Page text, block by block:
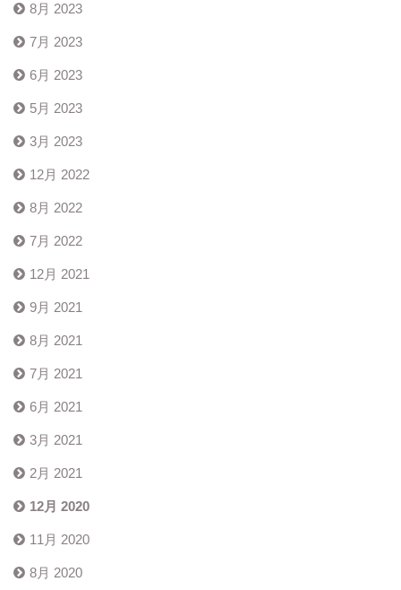
8月 2023
7月 2023
6月 2023
5月 2023
3月 2023
12月 2022
8月 2022
7月 2022
12月 2021
9月 2021
8月 2021
7月 2021
6月 2021
3月 2021
2月 2021
12月 2020
11月 2020
8月 2020